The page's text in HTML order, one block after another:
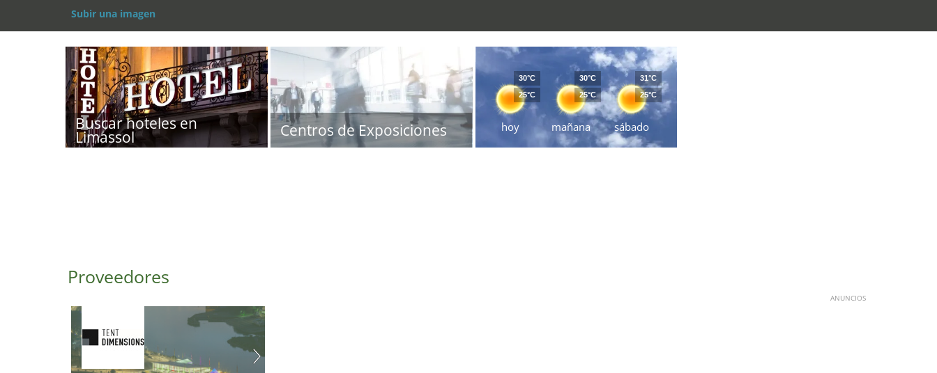
Subir una imagen
Buscar hoteles en
Limassol Centros de Exposiciones hoy
30°C
25°C
mañana
30°C
25°C
sábado
31°C
25°C
Proveedores
ANUNCIOS